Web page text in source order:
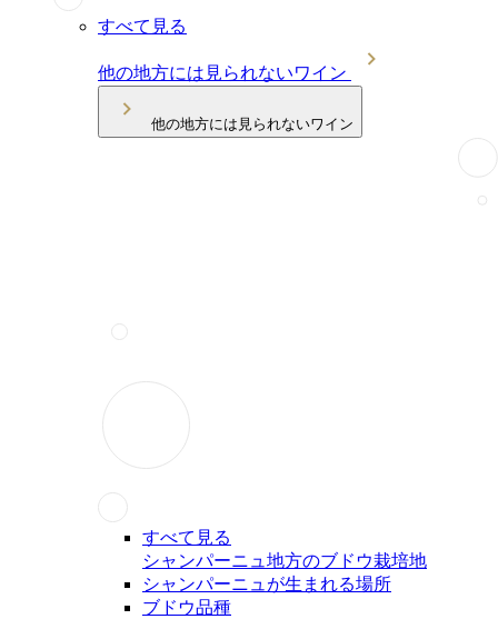
すべて見る
他の地方には見られないワイン
他の地方には見られないワイン
すべて見る
シャンパーニュ地方のブドウ栽培地
シャンパーニュが生まれる場所
ブドウ品種